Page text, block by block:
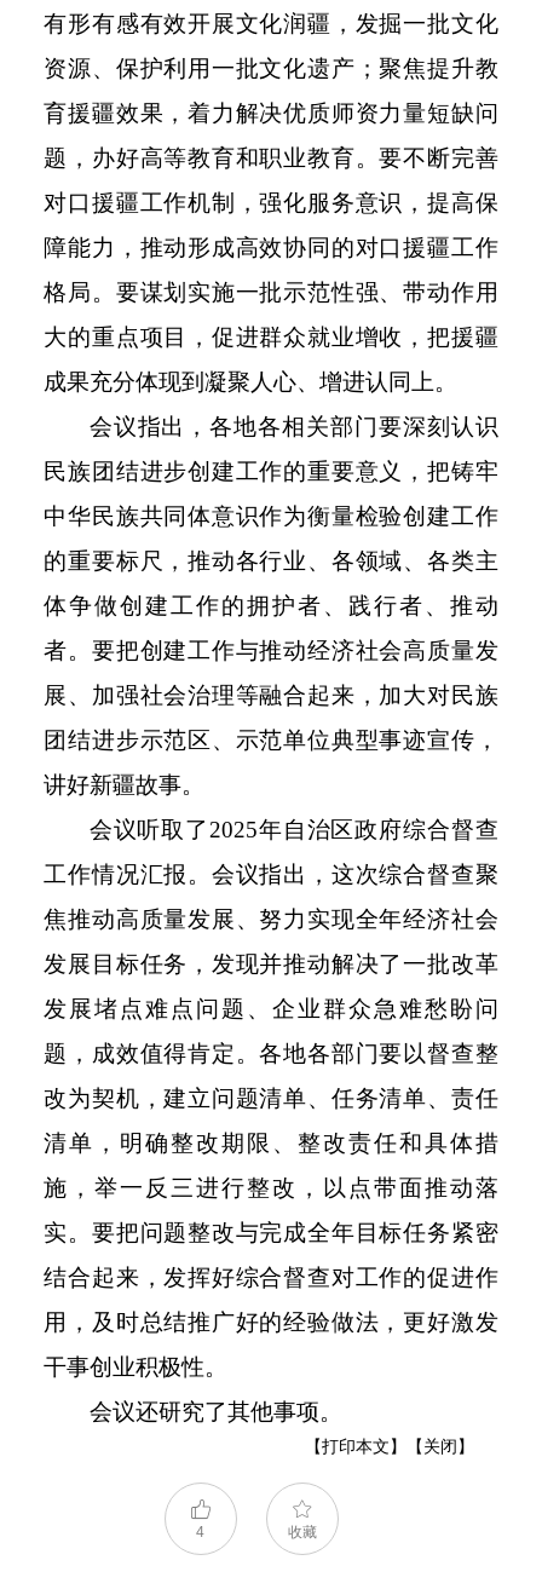
有形有感有效开展文化润疆，发掘一批文化
资源、保护利用一批文化遗产；聚焦提升教
育援疆效果，着力解决优质师资力量短缺问
题，办好高等教育和职业教育。要不断完善
对口援疆工作机制，强化服务意识，提高保
障能力，推动形成高效协同的对口援疆工作
格局。要谋划实施一批示范性强、带动作用
大的重点项目，促进群众就业增收，把援疆
成果充分体现到凝聚人心、增进认同上。
会议指出，各地各相关部门要深刻认识
民族团结进步创建工作的重要意义，把铸牢
中华民族共同体意识作为衡量检验创建工作
的重要标尺，推动各行业、各领域、各类主
体争做创建工作的拥护者、践行者、推动
者。要把创建工作与推动经济社会高质量发
展、加强社会治理等融合起来，加大对民族
团结进步示范区、示范单位典型事迹宣传，
讲好新疆故事。
会议听取了2025年自治区政府综合督查
工作情况汇报。会议指出，这次综合督查聚
焦推动高质量发展、努力实现全年经济社会
发展目标任务，发现并推动解决了一批改革
发展堵点难点问题、企业群众急难愁盼问
题，成效值得肯定。各地各部门要以督查整
改为契机，建立问题清单、任务清单、责任
清单，明确整改期限、整改责任和具体措
施，举一反三进行整改，以点带面推动落
实。要把问题整改与完成全年目标任务紧密
结合起来，发挥好综合督查对工作的促进作
用，及时总结推广好的经验做法，更好激发
干事创业积极性。
会议还研究了其他事项。
【打印本文】 【关闭】
4 收藏